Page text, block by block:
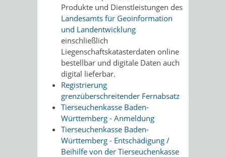
Produkte und Dienstleistungen des
Landesamts für Geoinformation
und Landentwicklung
einschließlich
Liegenschaftskatasterdaten online
bestellbar und digitale Daten auch
digital lieferbar.
Registrierung
grenzüberschreitender Fernabsatz
Tierseuchenkasse Baden-
Württemberg - Anmeldung
Tierseuchenkasse Baden-
Württemberg - Entschädigung /
Beihilfe von der Tierseuchenkasse